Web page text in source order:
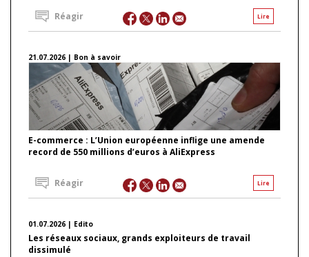
Lire
Réagir
21.07.2026 | Bon à savoir
E-commerce : L’Union européenne inflige une amende
record de 550 millions d’euros à AliExpress
Lire
Réagir
01.07.2026 | Edito
Les réseaux sociaux, grands exploiteurs de travail
dissimulé